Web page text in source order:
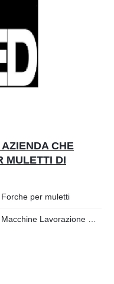
CHE
MULETTI DI
Forche per muletti